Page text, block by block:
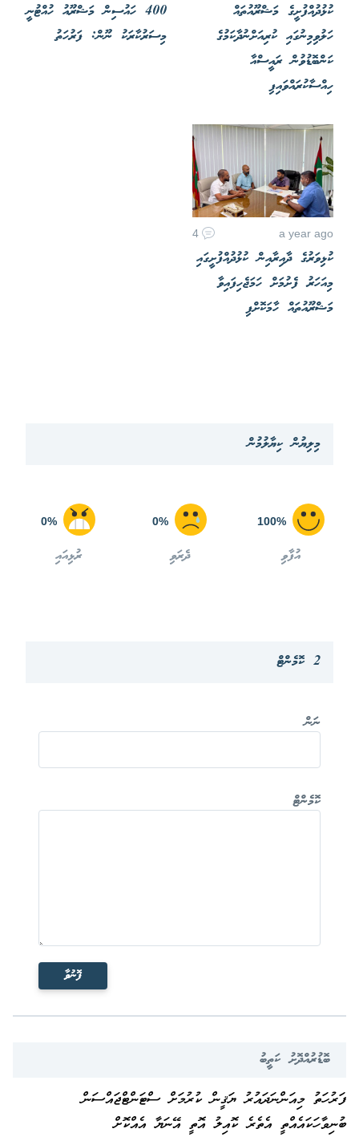
ކުޅުދުއްފުށީގެ މަޝްރޫއުތައް
ހަލުވިމިނުގައި ކުރިއަށްނުދާކަމުގެ
ކަންބޮޑުވުން ރައީސްއާ
ހިއްސާކުރައްވައިފި
400 ހައުސިން މަޝްރޫއު ހުއްޓުނީ
މިސަރުކާރަކު ނޫން: ފަރުހަތު
a year ago
4
ކުޅިވަރުގެ ދާއިރާއިން ކުޅުދުއްފުށީގައި
މިއަހަރު ފެށުމަށް ހަމަޖެހިފައިވާ
މަޝްރޫއުތައް ހާމަކޮށްފި
މިލިޔުން ކިޔާލުމުން
100%
އުފާވި
0%
ދެރަވި
0%
ރުޅިއައި
2 ކޮމެންޓް
ނަން
ކޮމެންޓް
ފޮނުވާ
ބޮޑުރުއްދޮށު ކަތީބު
ފަރުހަތު މިއަންނަދައުރު ޔަޤީން ކުރުމަށް ސްޓަންޓްޖައްސަން
ބުނިވާހަކައެއްތީ އެތެރެ ކޮއިލު އޮތީ އޭނަޔާ އެއްކޮށް